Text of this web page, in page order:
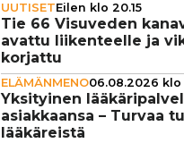
UUTISETEilen klo 20.15
Tie 66 Visuveden
avattu lii­ken­teelle ja
korjattu
ELÄMÄNMENO06.08.2026 klo
Yksi­tyi­nen
asi­ak­kaansa – Turvaa
lää­kä­reistä